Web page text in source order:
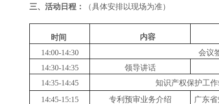
三、活动日程： （具体安排以现场为准）
时间
内容
14:00-14:30
会议
14:30-14:35
领导讲话
14:35-14:45 知识产权保护工
14:45-15:15
专利预审业务介绍
广东省